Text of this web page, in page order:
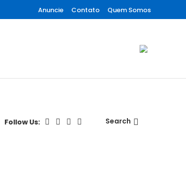
Anuncie Contato Quem Somos
Follow Us: Search